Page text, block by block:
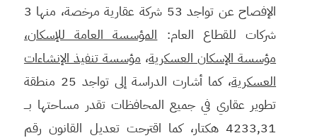
الإفصاح عن تواجد 53 شركة عقارية مرخصة، منها 3
شركات للقطاع العام: المؤسسة العامة للإسكان،
مؤسسة الإسكان العسكرية، مؤسسة تنفيذ الإنشاءات
العسكرية
، كما أشارت الدراسة إلى تواجد 25 منطقة
تطوير عقاري في جميع المحافظات تقدر مساحتها بـــ
4233,31 هكتار، كما اقترحت تعديل القانون رقم